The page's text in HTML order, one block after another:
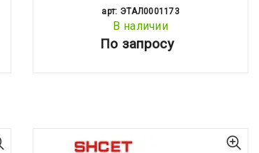
арт: ЭТАЛ0001173
В наличии
По запросу